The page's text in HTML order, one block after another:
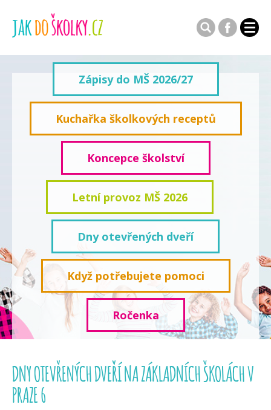
Zápisy do MŠ 2026/27
Kuchařka školkových receptů
Koncepce školství
Letní provoz MŠ 2026
Dny otevřených dveří
Když potřebujete pomoci
Ročenka
DNY OTEVŘENÝCH DVEŘÍ NA ZÁKLADNÍCH ŠKOLÁCH V
PRAZE 6